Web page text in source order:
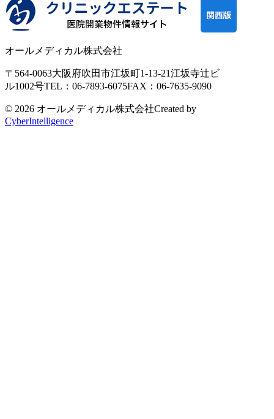
オールメディカル株式会社
〒564-0063大阪府吹田市江坂町1-13-21江坂寺辻ビ
ル1002号TEL：06-7893-6075FAX：06-7635-9090
© 2026 オールメディカル株式会社Created by
CyberIntelligence